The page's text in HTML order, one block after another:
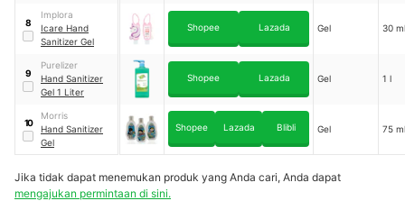
8
Implora
Icare Hand
Sanitizer Gel
Shopee Lazada Gel 30 ml
9
Purelizer
Hand Sanitizer
Gel 1 Liter
Shopee Lazada Gel 1 l
10
Morris
Hand Sanitizer
Gel
Shopee Lazada Blibli Gel 75 ml
Jika tidak dapat menemukan produk yang Anda cari, Anda dapat
mengajukan permintaan di sini.